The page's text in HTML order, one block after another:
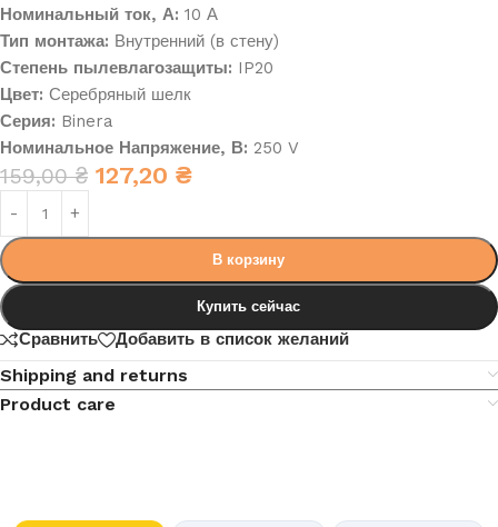
Номинальный ток, А: 10 А
Тип монтажа: Внутренний (в стену)
Степень пылевлагозащиты: IP20
Цвет: Серебряный шелк
Серия: Binera
Номинальное Напряжение, В: 250 V
159,00₴ 127,20 ₴
В корзину
Купить сейчас
Сравнить Добавить в список желаний
Shipping and returns
Product care